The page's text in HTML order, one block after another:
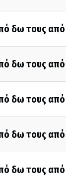
δω τους
δω τους
δω τους
δω τους
δω τους